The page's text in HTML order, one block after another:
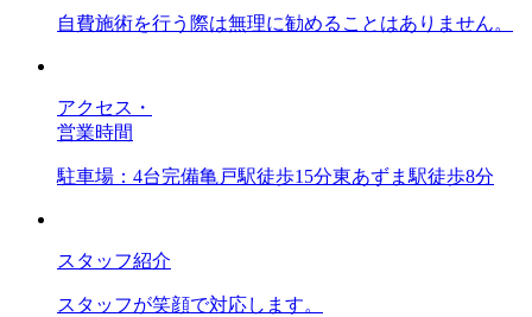
自費施術を行う際は無理に勧めることはありません。
アクセス・
営業時間
駐車場：4台完備亀戸駅徒歩15分東あずま駅徒歩8分
スタッフ紹介
スタッフが笑顔で対応します。